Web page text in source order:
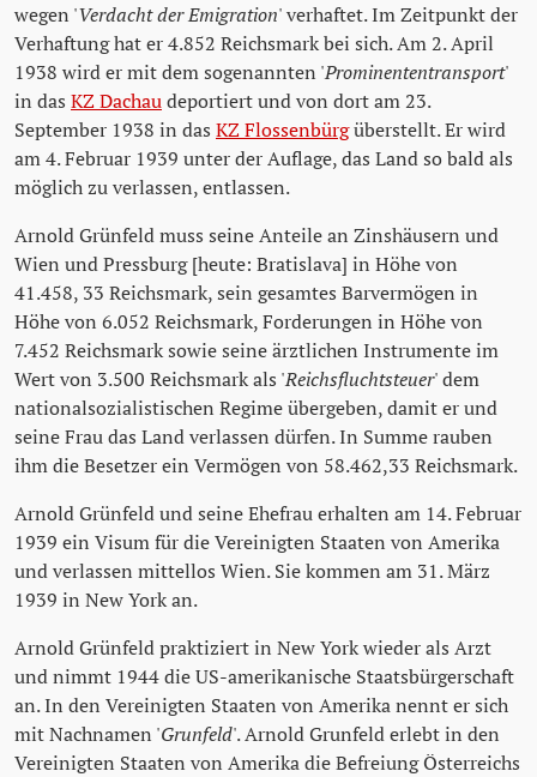
wegen 'Verdacht der Emigration' verhaftet. Im Zeitpunkt der
Verhaftung hat er 4.852 Reichsmark bei sich. Am 2. April
1938 wird er mit dem sogenannten 'Prominententransport'
in das KZ Dachaudeportiert und von dort am 23.
September 1938 in das KZ Flossenbürgüberstellt. Er wird
am 4. Februar 1939 unter der Auflage, das Land so bald als
möglich zu verlassen, entlassen.
Arnold Grünfeld muss seine Anteile an Zinshäusern und
Wien und Pressburg [heute: Bratislava] in Höhe von
41.458, 33 Reichsmark, sein gesamtes Barvermögen in
Höhe von 6.052 Reichsmark, Forderungen in Höhe von
7.452 Reichsmark sowie seine ärztlichen Instrumente im
Wert von 3.500 Reichsmark als 'Reichsfluchtsteuer' dem
nationalsozialistischen Regime übergeben, damit er und
seine Frau das Land verlassen dürfen. In Summe rauben
ihm die Besetzer ein Vermögen von 58.462,33 Reichsmark.
Arnold Grünfeld und seine Ehefrau erhalten am 14. Februar
1939 ein Visum für die Vereinigten Staaten von Amerika
und verlassen mittellos Wien. Sie kommen am 31. März
1939 in New York an.
Arnold Grünfeld praktiziert in New York wieder als Arzt
und nimmt 1944 die US-amerikanische Staatsbürgerschaft
an. In den Vereinigten Staaten von Amerika nennt er sich
mit Nachnamen 'Grunfeld'. Arnold Grunfeld erlebt in den
Vereinigten Staaten von Amerika die Befreiung Österreichs